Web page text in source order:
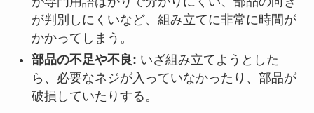
が判別しにくいなど、組み立てに非常に時間が
かかってしまう。
部品の不足や不良: いざ組み立てようとした
ら、必要なネジが入っていなかったり、部品が
破損していたりする。